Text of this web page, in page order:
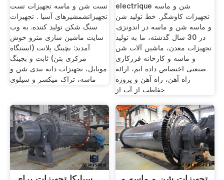
تست شن و ماسه تجهیزات تست
تجهیزاتشمشیرهای آسیا . تجهیزات
سنگ شکن تولید کننده. به وب
سایت ماشین سازی مترو خوش
آمدید: بچینگ پلانت (ایستگاه
مرکزی بتن) ثابت و بچینگ
موبایل، تجهیزات دانه بندی شن و
ماسه، تراک میکسر و سیلوی
electrique شن و ماسه
تجهیزات کاوشگر. خط تولید شن
و ماسه شن و ماسه در اندونزی.
در 30 سال گذشته، ما به تولید
تجهیزات معدن، ماشین آلات شن
و ماسه و کارخانه فرزکاری
صنعتی اختصاص داده ایم، ارائه
راه آهن، راه آهن و پروژه
حفاظت از آب از